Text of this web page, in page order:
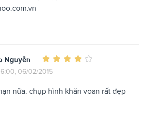
Nguyễn
06/02/2015
nữa. chụp hình khăn voan rất đẹp